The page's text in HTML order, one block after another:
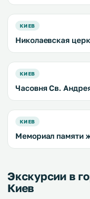
КИЕВ
Николаевская
КИЕВ
Часовня Св.
КИЕВ
Мемориал памяти
Экскурсии в
Киев